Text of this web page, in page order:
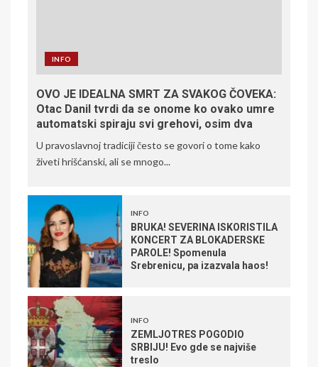
INFO
OVO JE IDEALNA SMRT ZA SVAKOG ČOVEKA:
Otac Danil tvrdi da se onome ko ovako umre
automatski spiraju svi grehovi, osim dva
U pravoslavnoj tradiciji često se govori o tome kako
živeti hrišćanski, ali se mnogo...
INFO
BRUKA! SEVERINA ISKORISTILA
KONCERT ZA BLOKADERSKE
PAROLE! Spomenula
Srebrenicu, pa izazvala haos!
INFO
ZEMLJOTRES POGODIO
SRBIJU! Evo gde se najviše
treslo